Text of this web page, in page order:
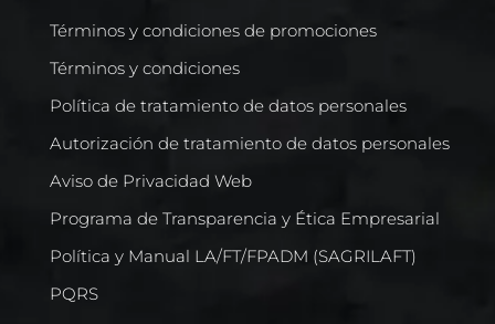
Términos y condiciones de promociones
Términos y condiciones
Política de tratamiento de datos personales
Autorización de tratamiento de datos personales
Aviso de Privacidad Web
Programa de Transparencia y Ética Empresarial
Política y Manual LA/FT/FPADM (SAGRILAFT)
PQRS